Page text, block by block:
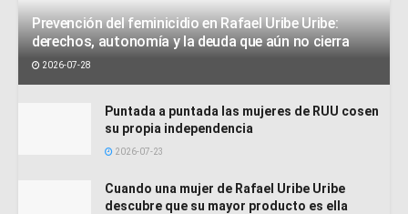
Prevención del feminicidio en Rafael Uribe Uribe:
derechos, autonomía y la deuda que aún no cierra
2026-07-28
Puntada a puntada las mujeres de RUU cosen
su propia independencia
2026-07-23
Cuando una mujer de Rafael Uribe Uribe
descubre que su mayor producto es ella